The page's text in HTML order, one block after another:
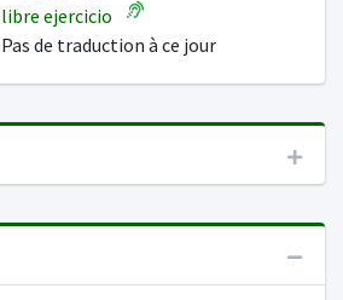
libre ejercicio
Pas de traduction à ce jour